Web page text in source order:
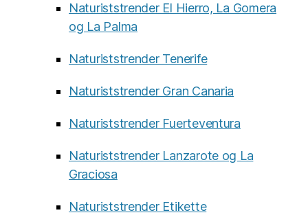
Naturiststrender El Hierro, La Gomera
og La Palma
Naturiststrender Tenerife
Naturiststrender Gran Canaria
Naturiststrender Fuerteventura
Naturiststrender Lanzarote og La
Graciosa
Naturiststrender Etikette